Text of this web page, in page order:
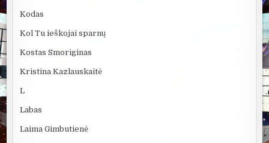
Kodas
Kol Tu ieškojai sparnų
Kostas Smoriginas
Kristina Kazlauskaitė
L
Labas
Laima Gimbutienė